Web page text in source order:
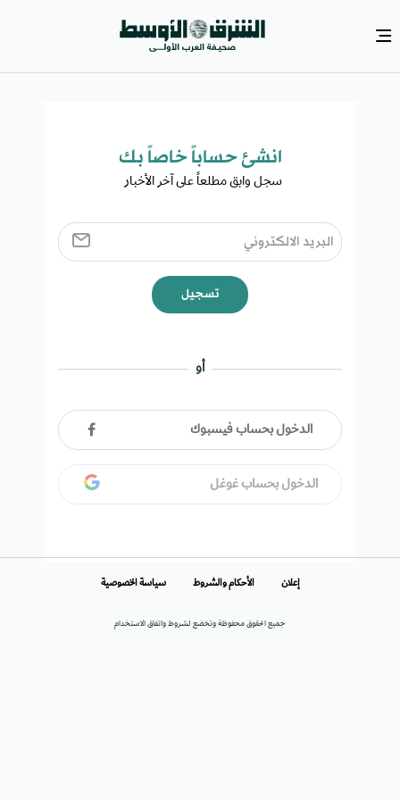
انشئ حساباً خاصاً بك​
سجل وابق مطلعاً على آخر الأخبار ​
تسجيل
أو
الدخول بحساب فيسبوك
الدخول بحساب غوغل
جميع الحقوق محفوظة وتخضع لشروط واتفاق الاستخدام
إعلان الأحكام والشروط سياسة الخصوصية